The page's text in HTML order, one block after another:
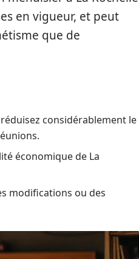
en vigueur, et peut
que de
considérablement le
économique de La
modifications ou des